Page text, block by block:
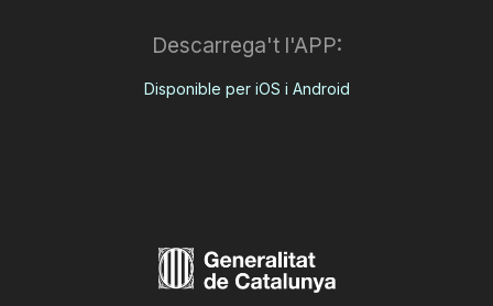
Descarrega't l'APP:
Disponible per iOS i Android